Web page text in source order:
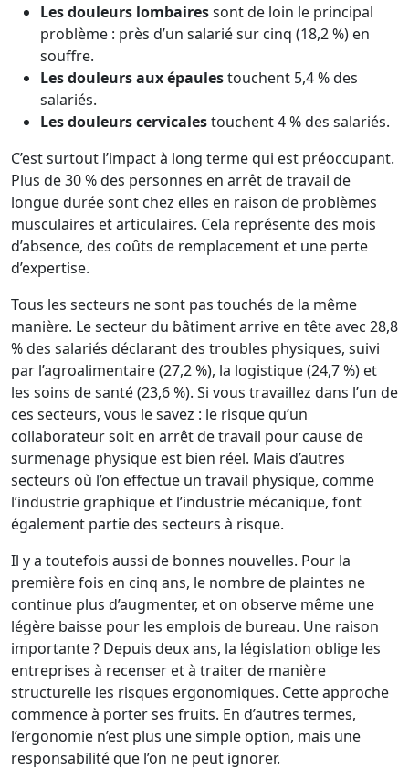
Les douleurs lombairessont de loin le principal
problème : près d’un salarié sur cinq (18,2 %) en
souffre.
Les douleurs aux épaulestouchent 5,4 % des
salariés.
Les douleurs cervicalestouchent 4 % des salariés.
C’est surtout l’impact à long terme qui est préoccupant.
Plus de 30 % des personnes en arrêt de travail de
longue durée sont chez elles en raison de problèmes
musculaires et articulaires. Cela représente des mois
d’absence, des coûts de remplacement et une perte
d’expertise.
Tous les secteurs ne sont pas touchés de la même
manière. Le secteur du bâtiment arrive en tête avec 28,8
% des salariés déclarant des troubles physiques, suivi
par l’agroalimentaire (27,2 %), la logistique (24,7 %) et
les soins de santé (23,6 %). Si vous travaillez dans l’un de
ces secteurs, vous le savez : le risque qu’un
collaborateur soit en arrêt de travail pour cause de
surmenage physique est bien réel. Mais d’autres
secteurs où l’on effectue un travail physique, comme
l’industrie graphique et l’industrie mécanique, font
également partie des secteurs à risque.
Il y a toutefois aussi de bonnes nouvelles. Pour la
première fois en cinq ans, le nombre de plaintes ne
continue plus d’augmenter, et on observe même une
légère baisse pour les emplois de bureau. Une raison
importante ? Depuis deux ans, la législation oblige les
entreprises à recenser et à traiter de manière
structurelle les risques ergonomiques. Cette approche
commence à porter ses fruits. En d’autres termes,
l’ergonomie n’est plus une simple option, mais une
responsabilité que l’on ne peut ignorer.